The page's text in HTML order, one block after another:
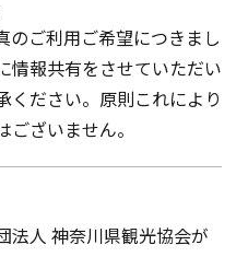
ご利用ご希望につきまし
情報共有をさせていただい
ください。原則これにより
ざいません。
法人 神奈川県観光協会が